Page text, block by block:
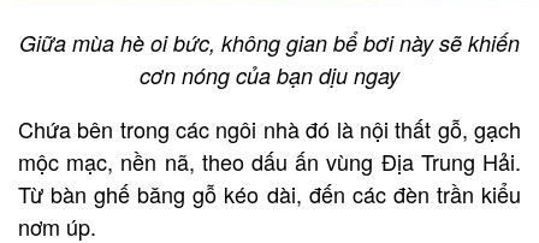
Giữa mùa hè oi bức, không gian bể bơi này sẽ khiến
cơn nóng của bạn dịu ngay
Chứa bên trong các ngôi nhà đó là nội thất gỗ, gạch
mộc mạc, nền nã, theo dấu ấn vùng Địa Trung Hải.
Từ bàn ghế băng gỗ kéo dài, đến các đèn trần kiểu
nơm úp.